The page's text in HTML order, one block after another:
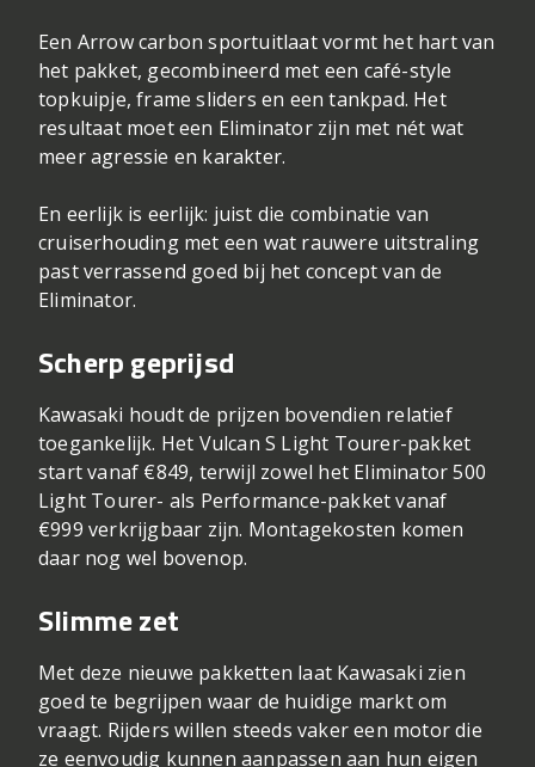
Een Arrow carbon sportuitlaat vormt het hart van
het pakket, gecombineerd met een café-style
topkuipje, frame sliders en een tankpad. Het
resultaat moet een Eliminator zijn met nét wat
meer agressie en karakter.
En eerlijk is eerlijk: juist die combinatie van
cruiserhouding met een wat rauwere uitstraling
past verrassend goed bij het concept van de
Eliminator.
Scherp geprijsd
Kawasaki houdt de prijzen bovendien relatief
toegankelijk. Het Vulcan S Light Tourer-pakket
start vanaf €849, terwijl zowel het Eliminator 500
Light Tourer- als Performance-pakket vanaf
€999 verkrijgbaar zijn. Montagekosten komen
daar nog wel bovenop.
Slimme zet
Met deze nieuwe pakketten laat Kawasaki zien
goed te begrijpen waar de huidige markt om
vraagt. Rijders willen steeds vaker een motor die
ze eenvoudig kunnen aanpassen aan hun eigen